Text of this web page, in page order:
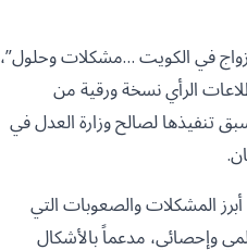
في الكويت …مشكلات وحلول”،
الرأي نسخة ورقية من
تنفيذها لصالح وزارة العدل في
المشكلات والصعوبات التي
وإحصائي، مدعماً بالأشكال